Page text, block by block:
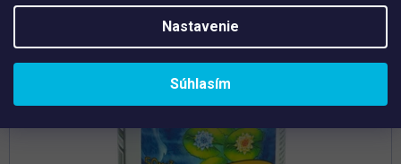
Nastavenie
Súhlasím